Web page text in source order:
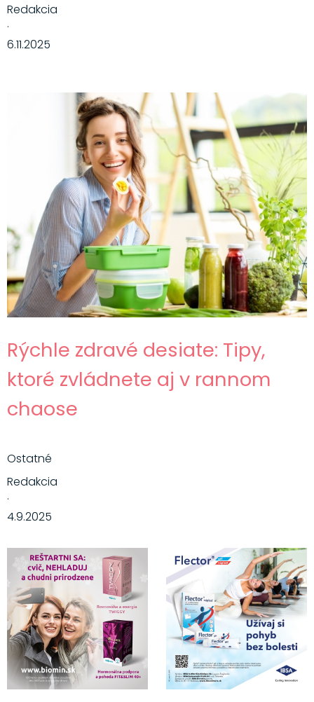
Redakcia
·
6.11.2025
Rýchle zdravé desiate: Tipy,
ktoré zvládnete aj v rannom
chaose
Ostatné
Redakcia
·
4.9.2025